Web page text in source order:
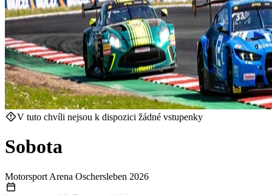
V tuto chvíli nejsou k dispozici žádné vstupenky
Sobota
Motorsport Arena Oschersleben 2026